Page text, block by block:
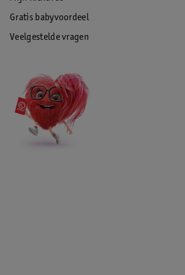
Gratis babyvoordeel
Veelgestelde vragen